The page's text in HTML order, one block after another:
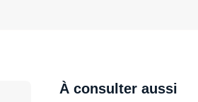
À consulter aussi